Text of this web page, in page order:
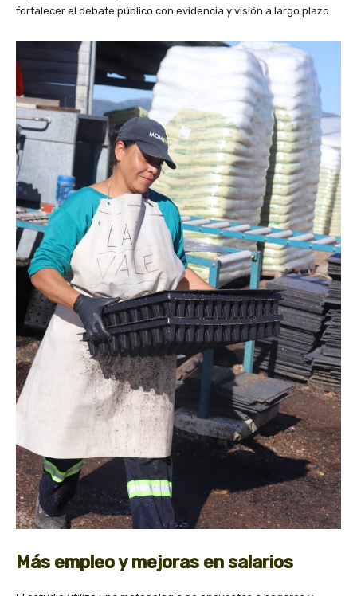
fortalecer el debate público con evidencia y visión a largo plazo.
Más empleo y mejoras en salarios